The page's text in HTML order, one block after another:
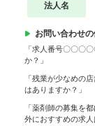
法人名
お問い合わせの
「求人番号〇〇〇
か？」
「残業が少なめの
はありますか？」
「薬剤師の募集を
外におすすめの求